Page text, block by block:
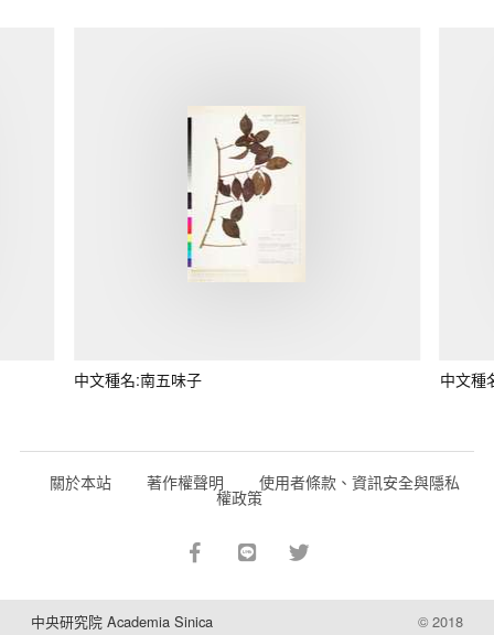
中文種名:南五味子 中文種
關於本站 著作權聲明 使用者條款、資訊安全與隱私
權政策
中央研究院 Academia Sinica © 2018